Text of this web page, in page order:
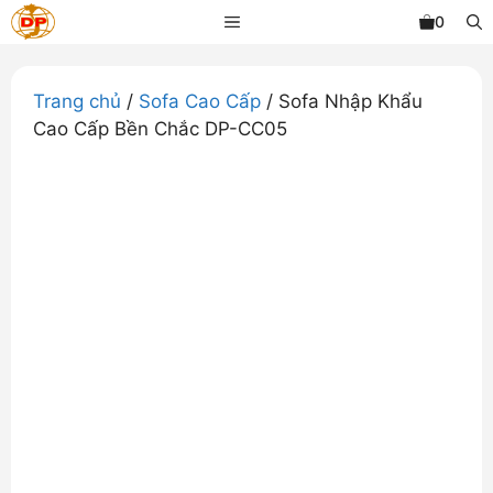
Chuyển
đến
dung
MENU 0
Trang chủ / Sofa Cao Cấp / Sofa Nhập Khẩu
Cao Cấp Bền Chắc DP-CC05